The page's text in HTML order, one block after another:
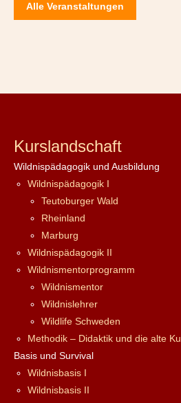
Alle Veranstaltungen
Kurslandschaft
Wildnispädagogik und Ausbildung
Wildnispädagogik I
Teutoburger Wald
Rheinland
Marburg
Wildnispädagogik II
Wildnismentorprogramm
Wildnismentor
Wildnislehrer
Wildlife Schweden
Methodik – Didaktik und die alte
Basis und Survival
Wildnisbasis I
Wildnisbasis II